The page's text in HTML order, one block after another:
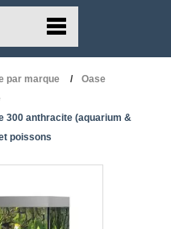
par marque
Oase
300 anthracite (aquarium &
poissons